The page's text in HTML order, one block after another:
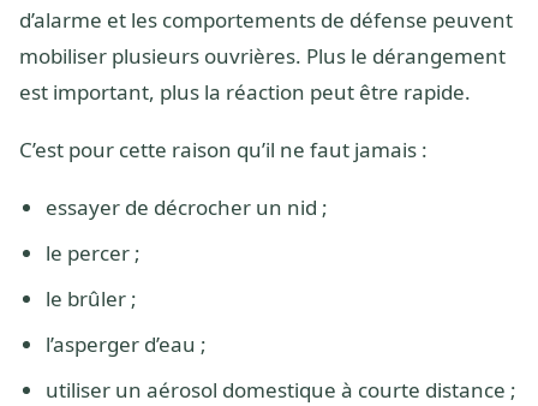
d’alarme et les comportements de défense peuvent
mobiliser plusieurs ouvrières. Plus le dérangement
est important, plus la réaction peut être rapide.
C’est pour cette raison qu’il ne faut jamais :
essayer de décrocher un nid ;
le percer ;
le brûler ;
l’asperger d’eau ;
utiliser un aérosol domestique à courte distance ;